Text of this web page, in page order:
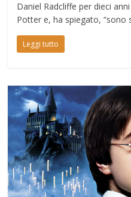
Daniel Radcliffe per dieci
Potter e, ha spiegato,
Leggi tutto